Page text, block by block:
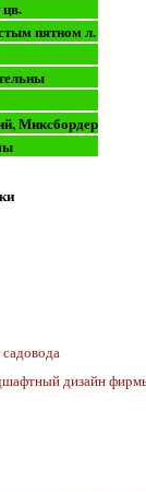
пятном л.
Миксбордер
дизайн